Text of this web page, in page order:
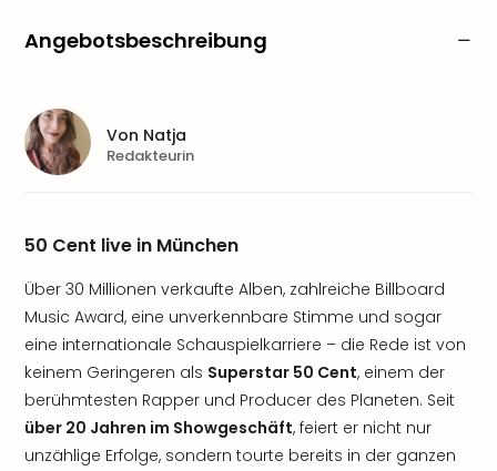
Angebotsbeschreibung
50 Cent live in München
Über 30 Millionen verkaufte Alben, zahlreiche Billboard
Music Award, eine unverkennbare Stimme und sogar
eine internationale Schauspielkarriere – die Rede ist von
keinem Geringeren als Superstar 50 Cent, einem der
berühmtesten Rapper und Producer des Planeten. Seit
über 20 Jahren im Showgeschäft, feiert er nicht nur
unzählige Erfolge, sondern tourte bereits in der ganzen
Von Natja
Redakteurin